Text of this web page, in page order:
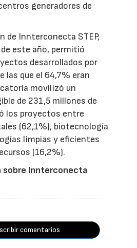
generadores de
de Innterconecta STEP,
este año, permitió
desarrollados por
las que el 64,7% eran
movilizó un
de 231,5 millones de
los proyectos entre
(62,1%), biotecnología
limpias y eficientes
(16,2%).
sobre Innterconecta
comentarios